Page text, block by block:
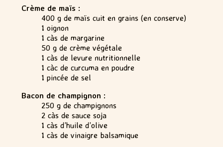
Crème de maïs :
400 g de maïs cuit en grains (en conserve)
1 oignon
1 càs de margarine
50 g de crème végétale
1 càs de levure nutritionnelle
1 càc de curcuma en poudre
1 pincée de sel
Bacon de champignon :
250 g de champignons
2 càs de sauce soja
1 càs d’huile d’olive
1 càs de vinaigre balsamique